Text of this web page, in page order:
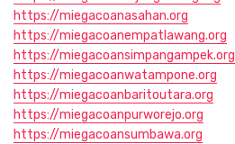
https://miegacoanasahan.org
https://miegacoanempatlawang.org
https://miegacoansimpangampek.org
https://miegacoanwatampone.org
https://miegacoanbaritoutara.org
https://miegacoanpurworejo.org
https://miegacoansumbawa.org